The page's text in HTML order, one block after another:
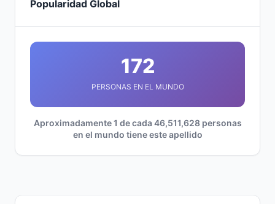
Popularidad Global
172
PERSONAS EN EL MUNDO
Aproximadamente 1 de cada 46,511,628 personas
en el mundo tiene este apellido